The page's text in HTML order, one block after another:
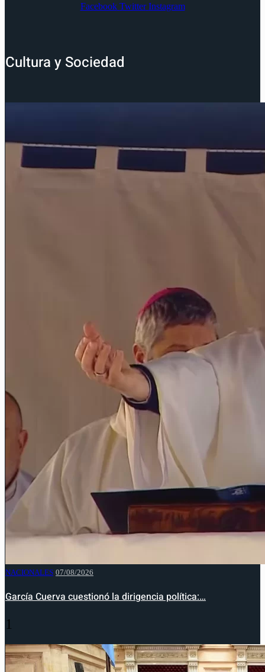
Facebook Twitter Instagram
Cultura y Sociedad
NACIONALES 07/08/2026
García Cuerva cuestionó la dirigencia política:…
1